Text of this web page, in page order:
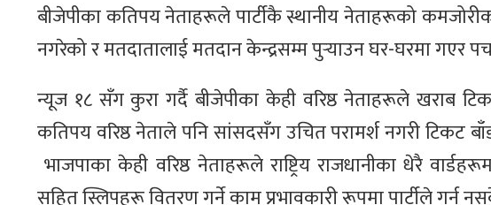
बीजेपीका कतिपय नेताहरूले पार्टीकै स्थानीय नेताहरूको
नगरेको र मतदातालाई मतदान केन्द्रसम्म पुर्‍याउन घर-घरमा गएर
न्यूज १८ सँग कुरा गर्दै बीजेपीका केही वरिष्ठ नेताहरूले खराब
कतिपय वरिष्ठ नेताले पनि सांसदसँग उचित परामर्श नगरी टिकट
भाजपाका केही वरिष्ठ नेताहरूले राष्ट्रिय राजधानीका धेरै
सहित स्लिपहरू वितरण गर्ने काम प्रभावकारी रूपमा पार्टीले गर्न